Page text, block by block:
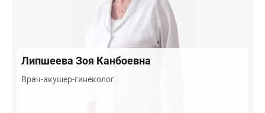
Липшеева Зоя Канбоевна
Врач-акушер-гинеколог